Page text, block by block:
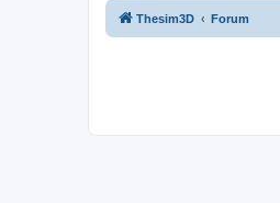
Thesim3D Forum